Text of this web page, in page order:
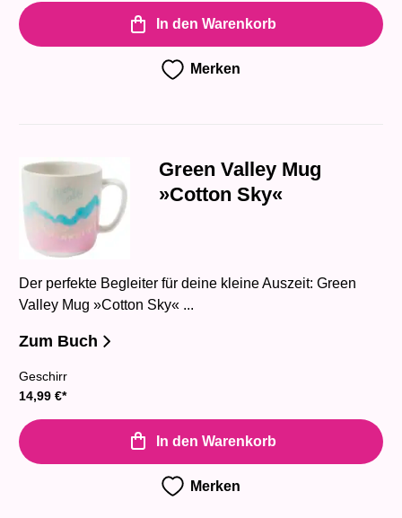
In den Warenkorb
Merken
Green Valley Mug
»Cotton Sky«
Der perfekte Begleiter für deine kleine Auszeit: Green
Valley Mug »Cotton Sky« ...
Zum Buch
Geschirr
14,99 €*
In den Warenkorb
Merken